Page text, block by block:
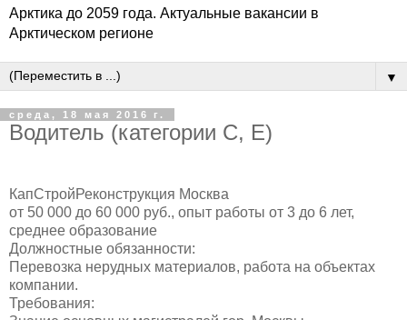
Арктика до 2059 года. Актуальные вакансии в
Арктическом регионе
▼
среда, 18 мая 2016 г.
Водитель (категории С, Е)
КапСтройРеконструкция Москва
от 50 000 до 60 000 руб., опыт работы от 3 до 6 лет,
среднее образование
Должностные обязанности:
Перевозка нерудных материалов, работа на объектах
компании.
Требования: